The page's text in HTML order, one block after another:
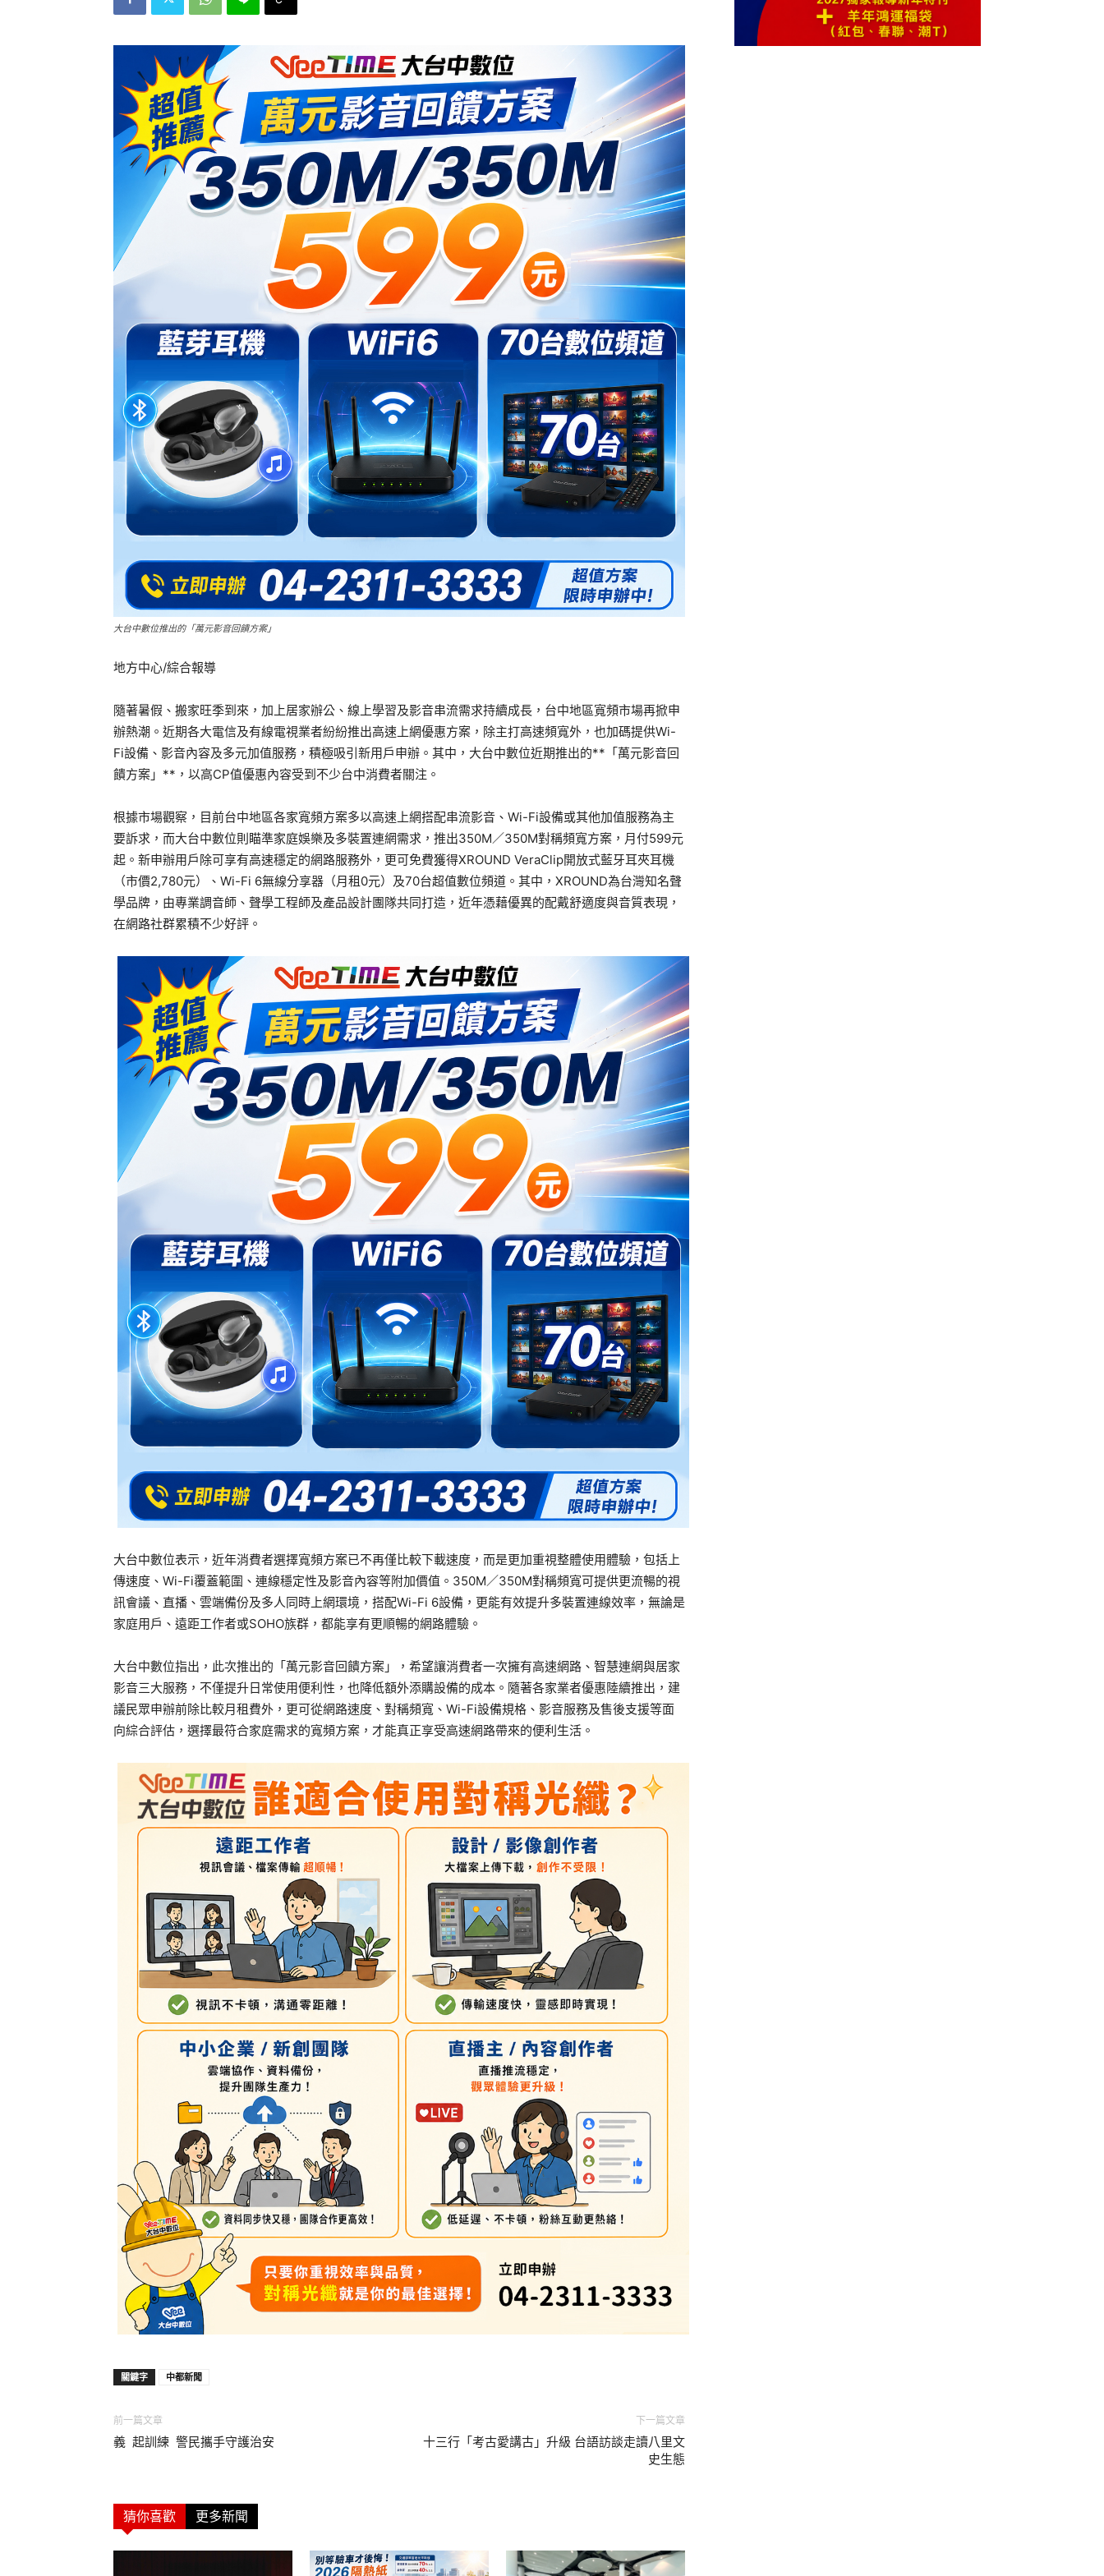
大台中數位推出的「萬元影音回饋方案」
地方中心/綜合報導
隨著暑假、搬家旺季到來，加上居家辦公、線上學習及影音串流需求持續成長，台中地區寬頻市場再掀申
辦熱潮。近期各大電信及有線電視業者紛紛推出高速上網優惠方案，除主打高速頻寬外，也加碼提供Wi-
Fi設備、影音內容及多元加值服務，積極吸引新用戶申辦。其中，大台中數位近期推出的**「萬元影音回
饋方案」**，以高CP值優惠內容受到不少台中消費者關注。
根據市場觀察，目前台中地區各家寬頻方案多以高速上網搭配串流影音、Wi-Fi設備或其他加值服務為主
要訴求，而大台中數位則瞄準家庭娛樂及多裝置連網需求，推出350M／350M對稱頻寬方案，月付599元
起。新申辦用戶除可享有高速穩定的網路服務外，更可免費獲得XROUND VeraClip開放式藍牙耳夾耳機
（市價2,780元）、Wi-Fi 6無線分享器（月租0元）及70台超值數位頻道。其中，XROUND為台灣知名聲
學品牌，由專業調音師、聲學工程師及產品設計團隊共同打造，近年憑藉優異的配戴舒適度與音質表現，
在網路社群累積不少好評。
大台中數位表示，近年消費者選擇寬頻方案已不再僅比較下載速度，而是更加重視整體使用體驗，包括上
傳速度、Wi-Fi覆蓋範圍、連線穩定性及影音內容等附加價值。350M／350M對稱頻寬可提供更流暢的視
訊會議、直播、雲端備份及多人同時上網環境，搭配Wi-Fi 6設備，更能有效提升多裝置連線效率，無論是
家庭用戶、遠距工作者或SOHO族群，都能享有更順暢的網路體驗。
大台中數位指出，此次推出的「萬元影音回饋方案」，希望讓消費者一次擁有高速網路、智慧連網與居家
影音三大服務，不僅提升日常使用便利性，也降低額外添購設備的成本。隨著各家業者優惠陸續推出，建
議民眾申辦前除比較月租費外，更可從網路速度、對稱頻寬、Wi-Fi設備規格、影音服務及售後支援等面
向綜合評估，選擇最符合家庭需求的寬頻方案，才能真正享受高速網路帶來的便利生活。
關鍵字 中都新聞
前一篇文章
義 起訓練 警民攜手守護治安
下一篇文章
十三行「考古愛講古」升級 台語訪談走讀八里文
史生態
猜你喜歡 更多新聞